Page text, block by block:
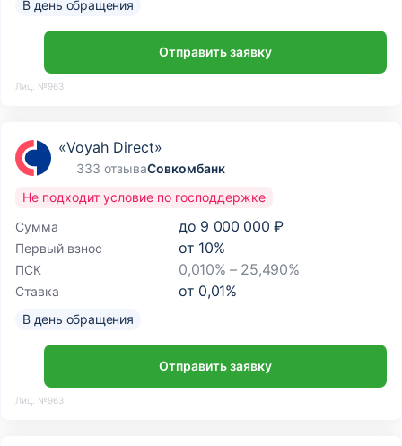
В день обращения
Отправить заявку
Лиц. №963
«Voyah Direct»
333 отзываСовкомбанк
Сумма до 9 000 000 ₽
Первый взнос от 10%
ПСК 0,010% – 25,490%
Ставка от 0,01%
Не подходит условие по господдержке
В день обращения
Отправить заявку
Лиц. №963